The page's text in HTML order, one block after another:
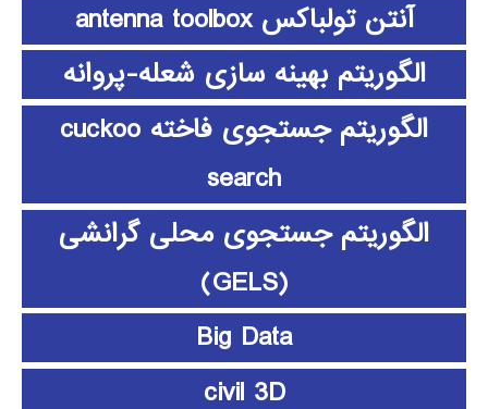
آنتن تولباکس antenna toolbox
الگوریتم بهینه سازی شعله-پروانه
الگوریتم جستجوی فاخته cuckoo
search
الگوریتم جستجوی محلی گرانشی
(GELS)
Big Data
civil 3D